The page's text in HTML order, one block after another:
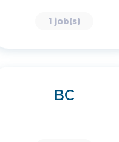
1 job(s)
BC